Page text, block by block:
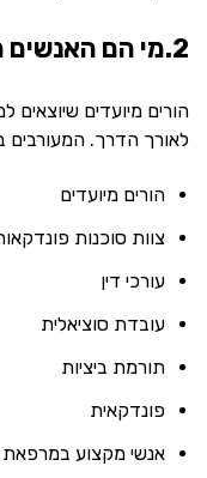
2.מי הם האנשים המעורבים במסע פונדקאות?
הורים מיועדים
לאורך הדרך. המעורבים
הורים מיועדים
צוות סוכנות
עורכי דין
עובדת סוציאלית
תורמת ביציות
פונדקאית
אנשי מקצוע במרפאת